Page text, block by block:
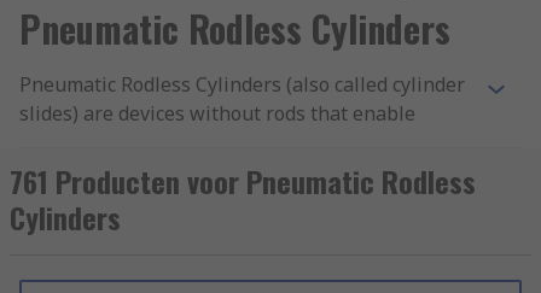
Pneumatic Rodless Cylinders
Pneumatic Rodless Cylinders (also called cylinder
slides) are devices without rods that enable
environment. Pistons fit closely into actuator
tubes and move up and down against the
compressed air pressure in the tubes to create
their end points via the external carriages
761 Producten voor Pneumatic Rodless
Cylinders